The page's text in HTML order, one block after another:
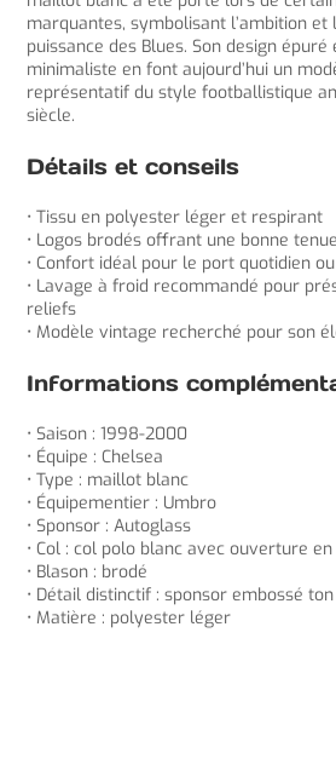
marquantes, symbolisant l’ambition et
puissance des Blues. Son design
minimaliste en font aujourd’hui un
représentatif du style footballistique
siècle.
Détails et conseils
• Tissu en polyester léger et respirant
• Logos brodés offrant une bonne
• Confort idéal pour le port quotidien
• Lavage à froid recommandé pour
reliefs
• Modèle vintage recherché pour son
Informations
• Saison : 1998-2000
• Équipe : Chelsea
• Type : maillot blanc
• Équipementier : Umbro
• Sponsor : Autoglass
• Col : col polo blanc avec ouverture en
• Blason : brodé
• Détail distinctif : sponsor embossé
• Matière : polyester léger